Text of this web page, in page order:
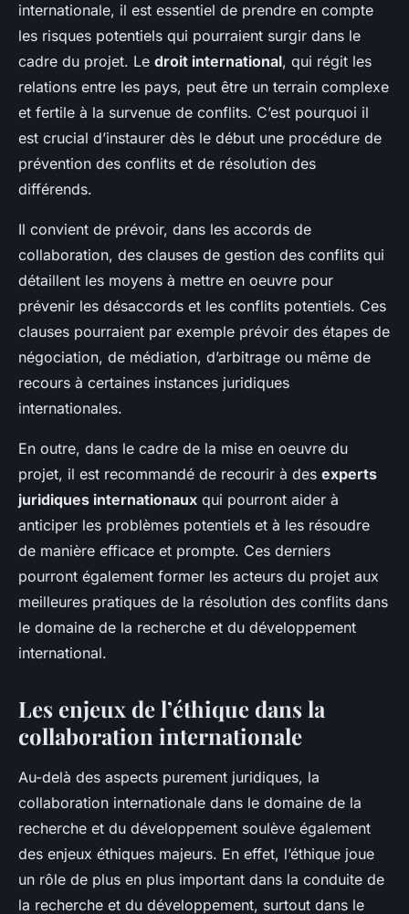
internationale, il est essentiel de prendre en compte
les risques potentiels qui pourraient surgir dans le
cadre du projet. Le droit international, qui régit les
relations entre les pays, peut être un terrain complexe
et fertile à la survenue de conflits. C’est pourquoi il
est crucial d’instaurer dès le début une procédure de
prévention des conflits et de résolution des
différends.
Il convient de prévoir, dans les accords de
collaboration, des clauses de gestion des conflits qui
détaillent les moyens à mettre en oeuvre pour
prévenir les désaccords et les conflits potentiels. Ces
clauses pourraient par exemple prévoir des étapes de
négociation, de médiation, d’arbitrage ou même de
recours à certaines instances juridiques
internationales.
En outre, dans le cadre de la mise en oeuvre du
projet, il est recommandé de recourir à des experts
juridiques internationaux qui pourront aider à
anticiper les problèmes potentiels et à les résoudre
de manière efficace et prompte. Ces derniers
pourront également former les acteurs du projet aux
meilleures pratiques de la résolution des conflits dans
le domaine de la recherche et du développement
international.
Les enjeux de l’éthique dans la
collaboration internationale
Au-delà des aspects purement juridiques, la
collaboration internationale dans le domaine de la
recherche et du développement soulève également
des enjeux éthiques majeurs. En effet, l’éthique joue
un rôle de plus en plus important dans la conduite de
la recherche et du développement, surtout dans le